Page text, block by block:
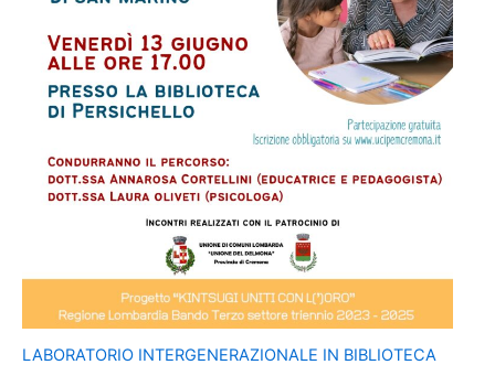
LABORATORIO INTERGENERAZIONALE IN BIBLIOTECA